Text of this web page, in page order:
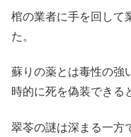
棺の業者に手を回して
た。
蘇りの薬とは毒性の強
時的に死を偽装できる
翠苓の謎は深まる一方